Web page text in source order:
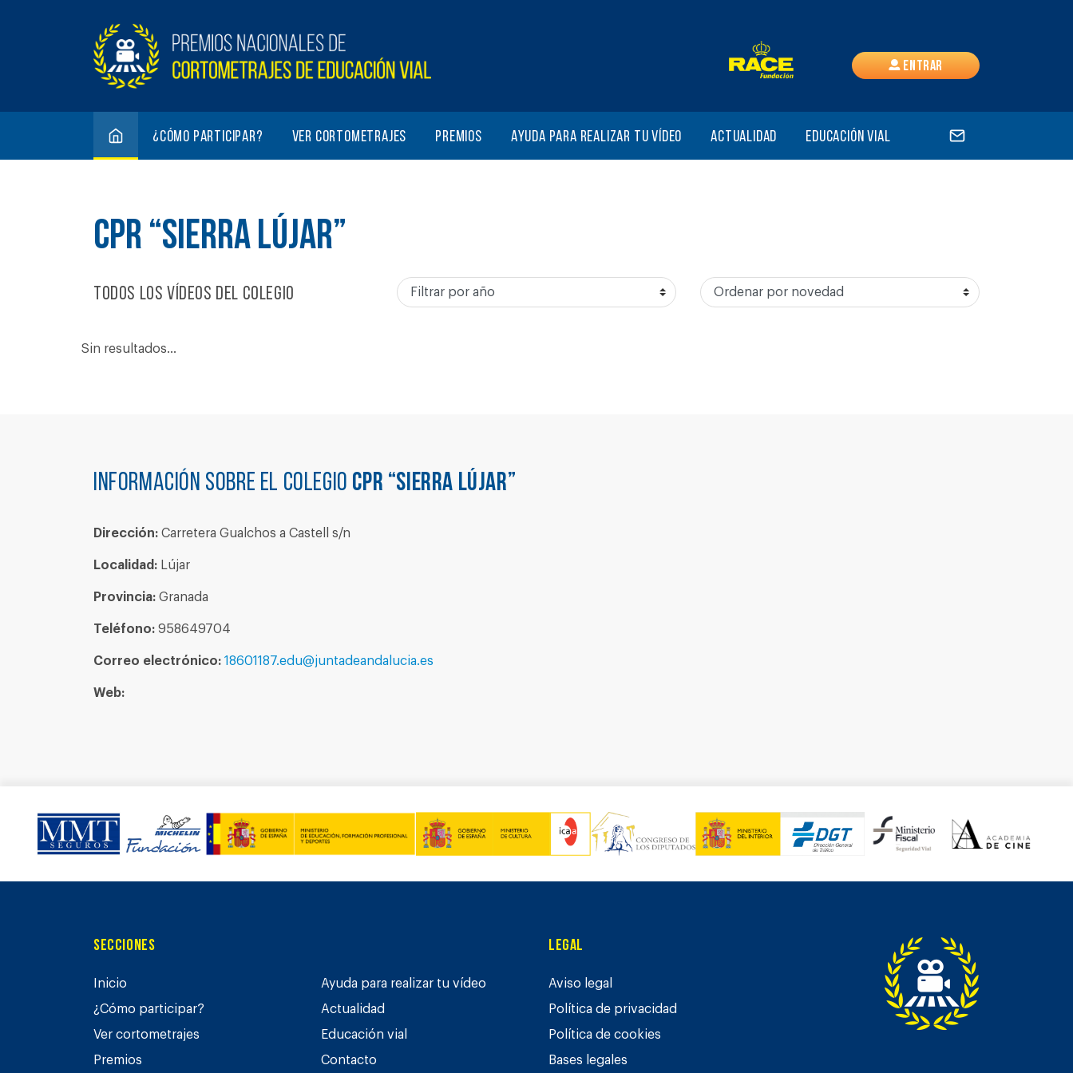
Entrar
¿Cómo participar? Ver cortometrajes Premios Ayuda para realizar tu vídeo Actualidad Educación vial
CPR “SIERRA LÚJAR”
Todos los vídeos del colegio
Sin resultados...
Información sobre el colegio CPR “SIERRA LÚJAR”
Dirección: Carretera Gualchos a Castell s/n
Localidad: Lújar
Provincia: Granada
Teléfono: 958649704
Correo electrónico: 18601187.edu@juntadeandalucia.es
Web:
Secciones
Inicio
¿Cómo participar?
Ver cortometrajes
Premios
Ayuda para realizar tu vídeo
Actualidad
Educación vial
Contacto
Legal
Aviso legal
Política de privacidad
Política de cookies
Bases legales